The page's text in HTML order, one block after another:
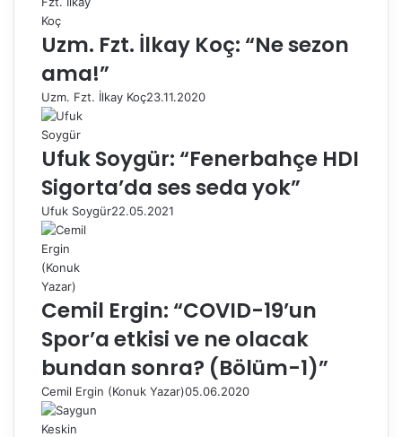
Uzm. Fzt. İlkay Koç: “Ne sezon
ama!”
Uzm. Fzt. İlkay Koç23.11.2020
Ufuk Soygür: “Fenerbahçe HDI
Sigorta’da ses seda yok”
Ufuk Soygür22.05.2021
Cemil Ergin: “COVID-19’un
Spor’a etkisi ve ne olacak
bundan sonra? (Bölüm-1)”
Cemil Ergin (Konuk Yazar)05.06.2020